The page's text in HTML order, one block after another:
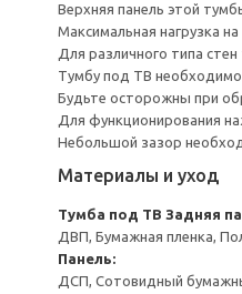
Верхняя панель этой
Максимальная нагрузка
Для различного типа
Тумбу под ТВ
Будьте осторожны при
Для функционирования
Небольшой зазор
Материалы и уход
Тумба под ТВ Задняя
ДВП, Бумажная пленка,
Панель:
ДСП, Сотовидный